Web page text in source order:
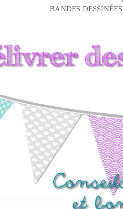
BANDES DESSINÉES